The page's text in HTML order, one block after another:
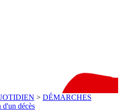
> DÉMARCHES
d'un décès